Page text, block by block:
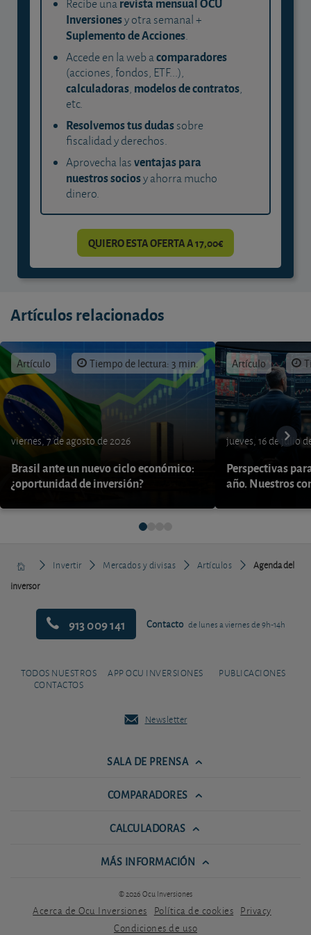
Recibe una
Inversionesy otra semanal +
Suplemento de Acciones.
Accede en la web acomparadores
(acciones, fondos, ETF...),
calculadoras, modelos de contratos,
etc.
Resolvemos tus dudassobre
fiscalidad y derechos.
Aprovecha lasventajas para
nuestros sociosy ahorra mucho
dinero.
QUIERO ESTA OFERTA A 17,00€
Artículos relacionados
Artículo Tiempo de lectura: 3 min.
viernes, 7 de agosto de 2026
Brasil ante un nuevo ciclo económico:
¿oportunidad de inversión?
Artículo
jueves, 16 de julio
Perspectivas
año. Nuestros
Invertir Mercados y divisas Artículos
Agenda del
inversor
913 009 141 Contacto de lunes a viernes de 9h-14h
TODOS NUESTROS
CONTACTOS
APP OCU INVERSIONES PUBLICACIONES
Newsletter
SALA DE PRENSA
COMPARADORES
CALCULADORAS
MÁS INFORMACIÓN
© 2026 Ocu Inversiones
Acerca de Ocu Inversiones Política de cookies Privacy
Condiciones de uso